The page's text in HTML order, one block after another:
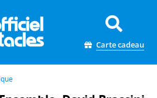
Carte cadeau